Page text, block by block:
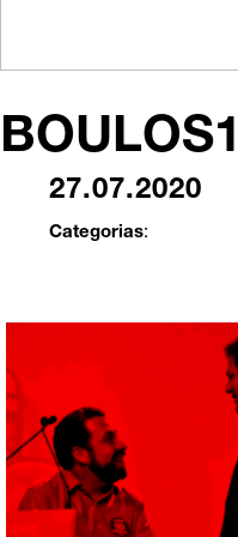
BOULOS1
27.07.2020
Categorias: